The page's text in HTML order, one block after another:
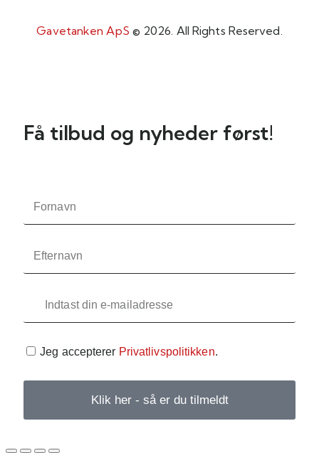
Gavetanken ApS © 2026. All Rights Reserved.
Få tilbud og nyheder først!
Jeg accepterer Privatlivspolitikken.
Klik her - så er du tilmeldt